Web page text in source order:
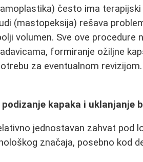
često ima
(mastopeksija) rešava
volumen. Sve ove procedure
formiranje ožiljne
za eventualnom
kapaka i uklanjanje
jednostavan zahvat pod
značaja, posebno kod